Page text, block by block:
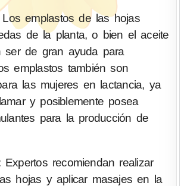
emplastos de las hojas
de la planta, o bien el aceite
ser de gran ayuda para
emplastos también son
las mujeres en lactancia, ya
y posiblemente posea
para la producción de
Expertos recomiendan realizar
hojas y aplicar masajes en la